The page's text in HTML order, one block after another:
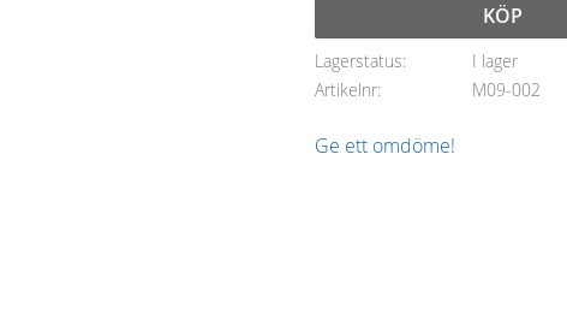
KÖP
Lagerstatus
I lager
Artikelnr
M09-002
Ge ett omdöme!